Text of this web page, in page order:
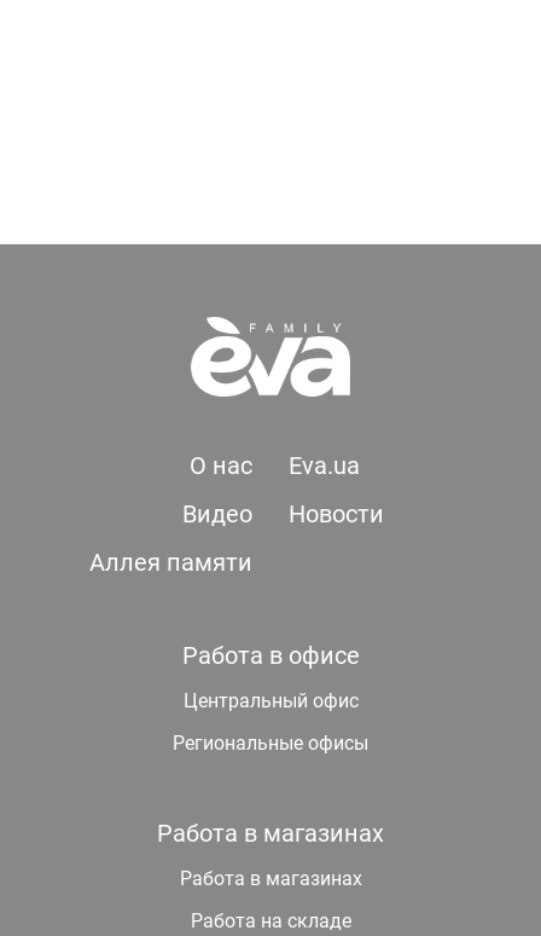
О нас
Eva.ua
Видео
Новости
Аллея памяти
Работа в офисе
Центральный офис
Региональные офисы
Работа в магазинах
Работа в магазинах
Работа на складе